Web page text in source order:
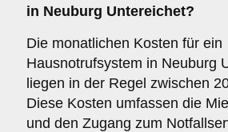
in Neuburg Untereichet?
Die monatlichen Kosten für ein
Hausnotrufsystem in Neuburg
liegen in der Regel zwischen
Diese Kosten umfassen die
und den Zugang zum